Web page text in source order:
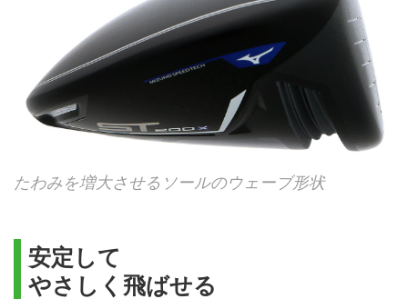
たわみを増大させるソールのウェーブ形状
安定して
やさしく飛ばせる